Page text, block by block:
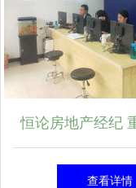
恒论房地产经纪
任的行业
查看详情